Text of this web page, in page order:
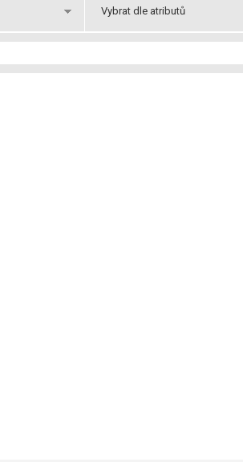
Vybrat dle atributů
Novinky
Akce